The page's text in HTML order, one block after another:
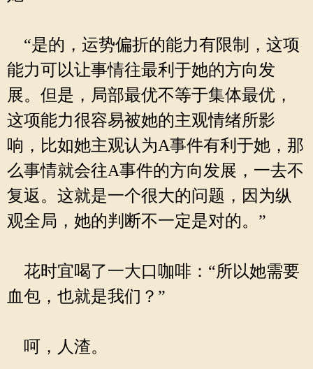
“是的，运势偏折的能力有限制，这项
能力可以让事情往最利于她的方向发
展。但是，局部最优不等于集体最优，
这项能力很容易被她的主观情绪所影
响，比如她主观认为A事件有利于她，那
么事情就会往A事件的方向发展，一去不
复返。这就是一个很大的问题，因为纵
观全局，她的判断不一定是对的。”
花时宜喝了一大口咖啡：“所以她需要
血包，也就是我们？”
呵，人渣。